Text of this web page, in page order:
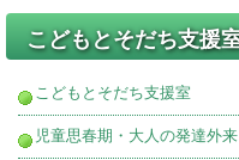
こどもとそだち支援
こどもとそだち支援室
児童思春期・大人の発達外来